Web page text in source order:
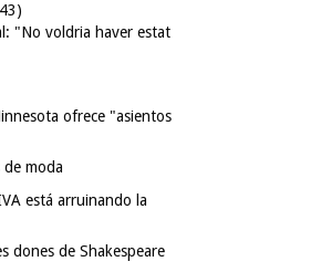
"No voldria haver estat
ofrece "asientos
de moda
está arruinando la
dones de Shakespeare